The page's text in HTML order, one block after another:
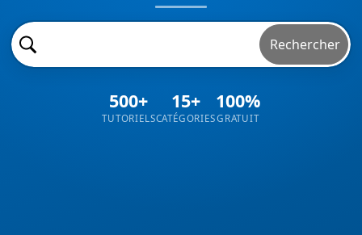
Rechercher
500+
TUTORIELS
15+
CATÉGORIES
100%
GRATUIT